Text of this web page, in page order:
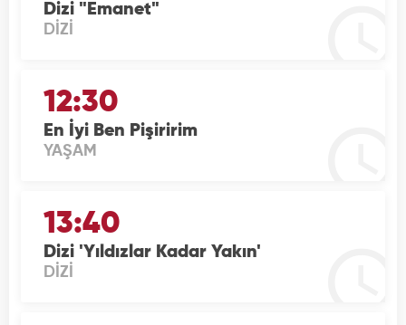
Dizi "Emanet"
DİZİ
12:30
En İyi Ben Pişiririm
YAŞAM
13:40
Dizi 'Yıldızlar Kadar Yakın'
DİZİ